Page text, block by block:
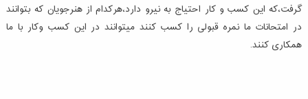
گرفت،که این کسب و کار احتیاج به نیرو دارد،هرکدام از هنرجویان که بتوانند
در امتحانات ما نمره قبولی را کسب کنند میتوانند در این کسب وکار با ما
همکاری کنند.